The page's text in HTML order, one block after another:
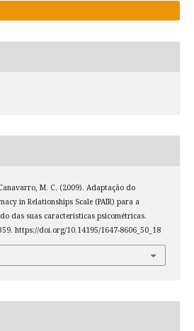
M. C. (2009). Adaptação do
in Relationships Scale (PAIR) para a
das suas características psicométricas.
https://doi.org/10.14195/1647-8606_50_18